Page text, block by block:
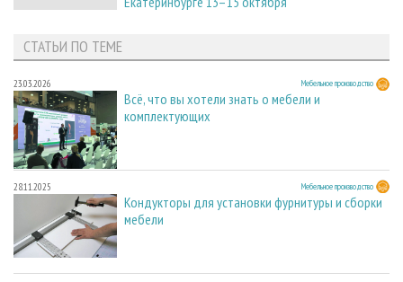
СТАТЬИ ПО ТЕМЕ
23.03.2026 Мебельное производство
Всё, что вы хотели знать о мебели и
комплектующих
28.11.2025 Мебельное производство
Кондукторы для установки фурнитуры и сборки
мебели